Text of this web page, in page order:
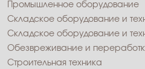
Промышленное оборудование
Складское оборудование и
Складское оборудование и
Обезвреживание и
Строительная техника